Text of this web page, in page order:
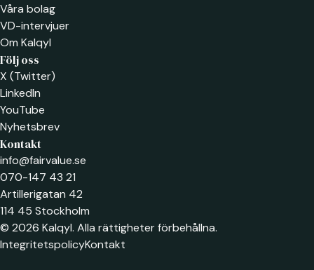
Våra bolag
VD-intervjuer
Om Kalqyl
Följ oss
X (Twitter)
LinkedIn
YouTube
Nyhetsbrev
Kontakt
info@fairvalue.se
070-147 43 21
Artillerigatan 42
114 45 Stockholm
© 2026 Kalqyl. Alla rättigheter förbehållna.
IntegritetspolicyKontakt